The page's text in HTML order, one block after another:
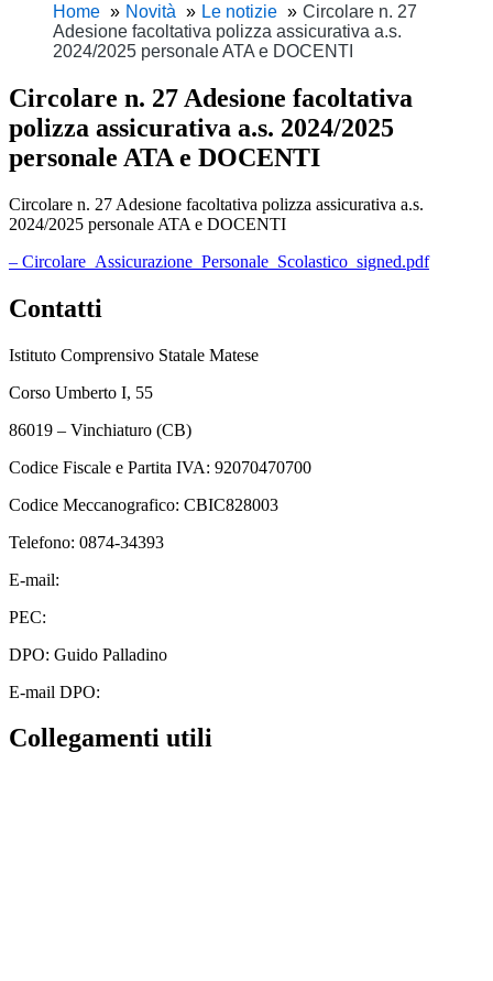
Home Novità Le notizie
Circolare n. 27
Adesione facoltativa polizza assicurativa a.s.
2024/2025 personale ATA e DOCENTI
Circolare n. 27 Adesione facoltativa
polizza assicurativa a.s. 2024/2025
personale ATA e DOCENTI
Circolare n. 27 Adesione facoltativa polizza assicurativa a.s.
2024/2025 personale ATA e DOCENTI
– Circolare_Assicurazione_Personale_Scolastico_signed.pdf
Contatti
Istituto Comprensivo Statale Matese
Corso Umberto I, 55
86019 – Vinchiaturo (CB)
Codice Fiscale e Partita IVA: 92070470700
Codice Meccanografico: CBIC828003
Telefono: 0874-34393
E-mail:
PEC:
DPO: Guido Palladino
E-mail DPO:
Collegamenti utili